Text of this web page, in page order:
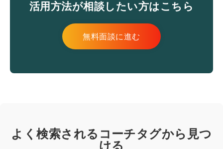
活用方法が相談したい方はこちら
無料面談に進む
よく検索されるコーチタグから見つ
ける